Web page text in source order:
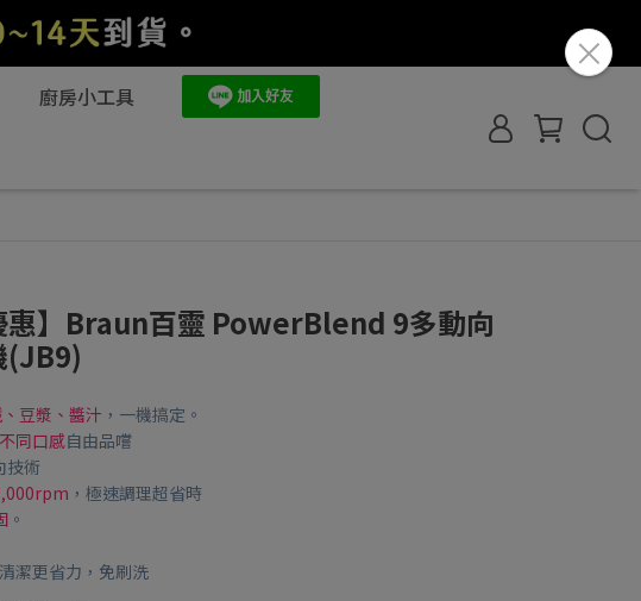
廚房小工具
惠】Braun百靈 PowerBlend 9多動向
(JB9)
豆漿、醬汁 ，一機搞定。
不同口感自由品嚐
技術
，極速調理超省時
。
清潔更省力，免刷洗